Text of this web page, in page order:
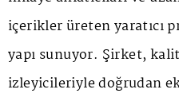
içerikler üreten yaratıcı
yapı sunuyor. Şirket,
izleyicileriyle doğrudan